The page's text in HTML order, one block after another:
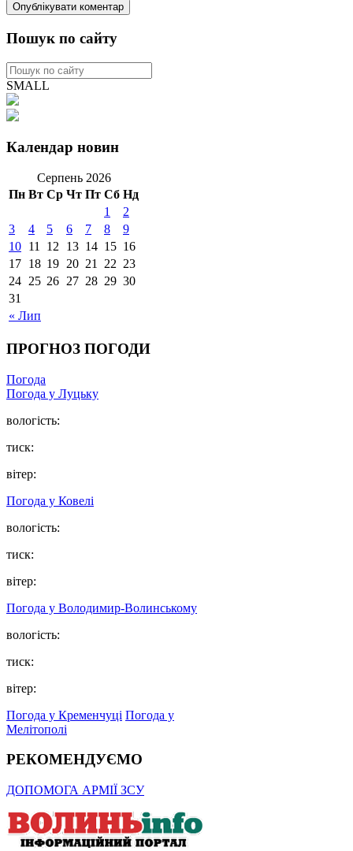
Пошук по сайту
SMALL
Календар новин
Серпень 2026
Пн Вт Ср Чт Пт Сб Нд
« Лип
1
2
3
4 5 6 7 8
9
10 11 12 13 14 15 16
17 18 19 20 21 22 23
24 25 26 27 28 29 30
31
ПРОГНОЗ ПОГОДИ
Погода
Погода у Луцьку
вологість:
тиск:
вітер:
Погода у Ковелі
вологість:
тиск:
вітер:
Погода у Володимир-Волинському
вологість:
тиск:
вітер:
Погода у Кременчуці Погода у
Мелітополі
РЕКОМЕНДУЄМО
ДОПОМОГА АРМІЇ ЗСУ